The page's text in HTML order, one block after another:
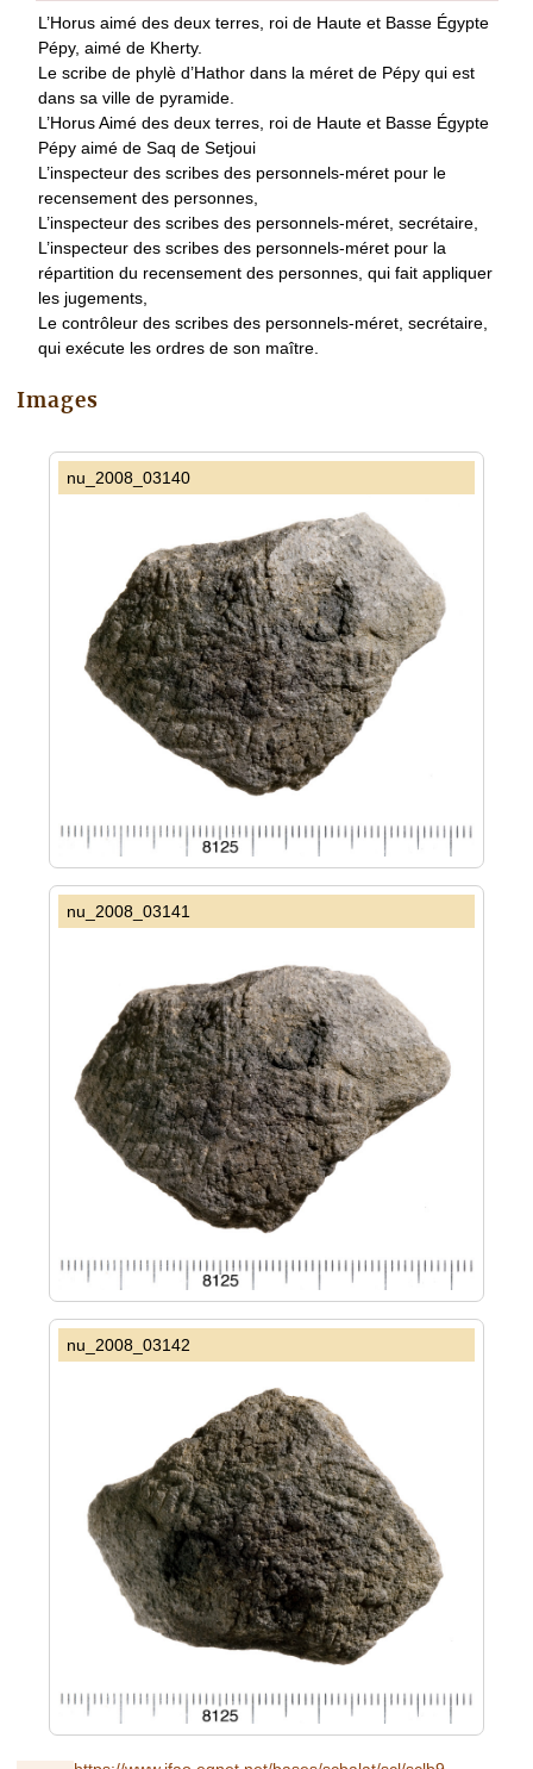
L’Horus aimé des deux terres, roi de Haute et Basse Égypte
Pépy, aimé de Kherty.
Le scribe de phylè d’Hathor dans la méret de Pépy qui est
dans sa ville de pyramide.
L’Horus Aimé des deux terres, roi de Haute et Basse Égypte
Pépy aimé de Saq de Setjoui
L’inspecteur des scribes des personnels-méret pour le
recensement des personnes,
L’inspecteur des scribes des personnels-méret, secrétaire,
L’inspecteur des scribes des personnels-méret pour la
répartition du recensement des personnes, qui fait appliquer
les jugements,
Le contrôleur des scribes des personnels-méret, secrétaire,
qui exécute les ordres de son maître.
Images
nu_2008_03140
nu_2008_03141
nu_2008_03142